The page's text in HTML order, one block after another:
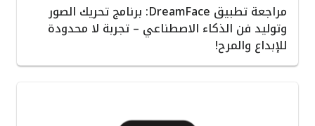
مراجعة تطبيق DreamFace: برنامج تحريك الصور
وتوليد فن الذكاء الاصطناعي – تجربة لا محدودة
للإبداع والمرح!